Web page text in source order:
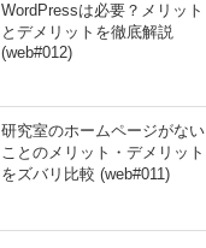
WordPressは必要？メリット
とデメリットを徹底解説
(web#012)
研究室のホームページがない
ことのメリット・デメリット
をズバリ比較 (web#011)